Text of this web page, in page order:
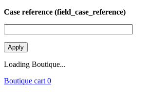
Case reference (field_case_reference)
Loading Boutique...
Boutique cart0